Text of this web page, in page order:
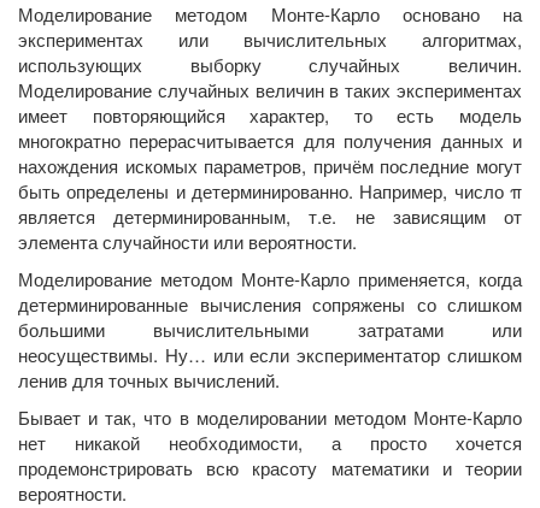
Моделирование методом Монте-Карло основано на
экспериментах или вычислительных алгоритмах,
использующих выборку случайных величин.
Моделирование случайных величин в таких экспериментах
имеет повторяющийся характер, то есть модель
многократно перерасчитывается для получения данных и
нахождения искомых параметров, причём последние могут
быть определены и детерминированно. Например, число π
является детерминированным, т.е. не зависящим от
элемента случайности или вероятности.
Моделирование методом Монте-Карло применяется, когда
детерминированные вычисления сопряжены со слишком
большими вычислительными затратами или
неосуществимы. Ну… или если экспериментатор слишком
ленив для точных вычислений.
Бывает и так, что в моделировании методом Монте-Карло
нет никакой необходимости, а просто хочется
продемонстрировать всю красоту математики и теории
вероятности.